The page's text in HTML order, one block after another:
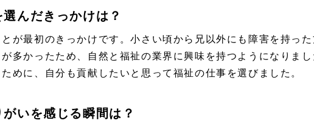
んだきっかけは？
が最初のきっかけです。小さい頃から兄以外にも障害を持っ
多かったため、自然と福祉の業界に興味を持つようになりま
めに、自分も貢献したいと思って福祉の仕事を選びました。
いを感じる瞬間は？